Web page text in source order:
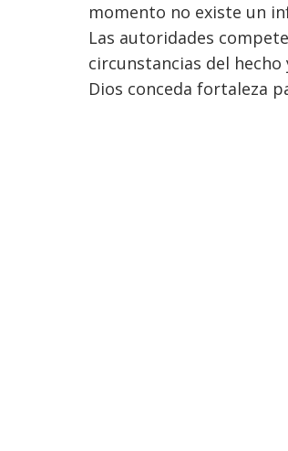
momento no existe un
Las autoridades
circunstancias del
Dios conceda fortaleza